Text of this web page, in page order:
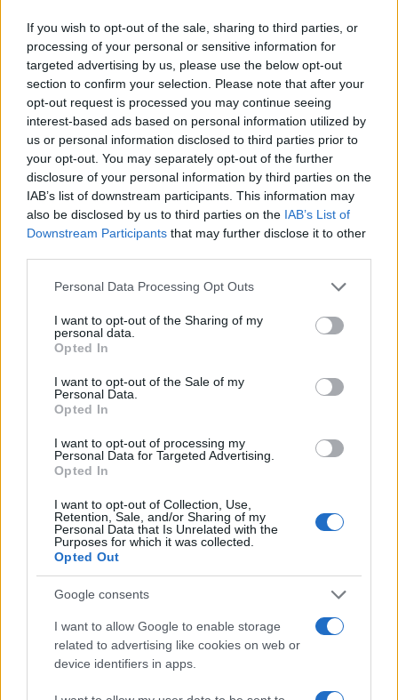
If you wish to opt-out of the sale, sharing to third parties, or
processing of your personal or sensitive information for
targeted advertising by us, please use the below opt-out
section to confirm your selection. Please note that after your
opt-out request is processed you may continue seeing
interest-based ads based on personal information utilized by
us or personal information disclosed to third parties prior to
your opt-out. You may separately opt-out of the further
disclosure of your personal information by third parties on the
IAB’s list of downstream participants. This information may
also be disclosed by us to third parties on the IAB’s List of
Downstream Participants that may further disclose it to other
Please note that this website/app uses one or more Google
not limited to your visit or usage behaviour. You may click to
grant or deny consent to Google and its third-party tags to
use your data for below specified purposes in below Google
consent section.
Personal Data Processing Opt Outs
I want to opt-out of the Sharing of my
personal data.
Opted In
I want to opt-out of the Sale of my
Personal Data.
Opted In
I want to opt-out of processing my
Personal Data for Targeted Advertising.
Opted In
I want to opt-out of Collection, Use,
Retention, Sale, and/or Sharing of my
Personal Data that Is Unrelated with the
Purposes for which it was collected.
Opted Out
Google consents
I want to allow Google to enable storage
related to advertising like cookies on web or
device identifiers in apps.
Εθνική Νεανίδων: Με τη
Βουλγαρία για τις θέσεις 5-
8 του Ευρωμπάσκετ (live
«Ο Τζόελ Μπολομπόι θα
αγωνιστεί στη Βιλερμπάν τη
σεζόν 2026-27»
Χρηματοδότηση 8 εκατ.
ευρώ σε 843 μέσα
ενημέρωσης- Ξεκίνησε το
πενταετές πρόγραμμα
ενίσχυσης του Τύπου
Metlen: Ρεκόρ EBITDA στο
εκατ. ευρώ
Η Chery επενδύει 75 εκατ. δολάρια στην KG Mobility